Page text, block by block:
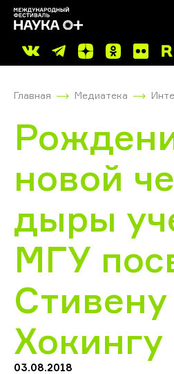
Главная Медиатека
новой
дыры
МГУ
Стивену
Хокингу
03.08.2018